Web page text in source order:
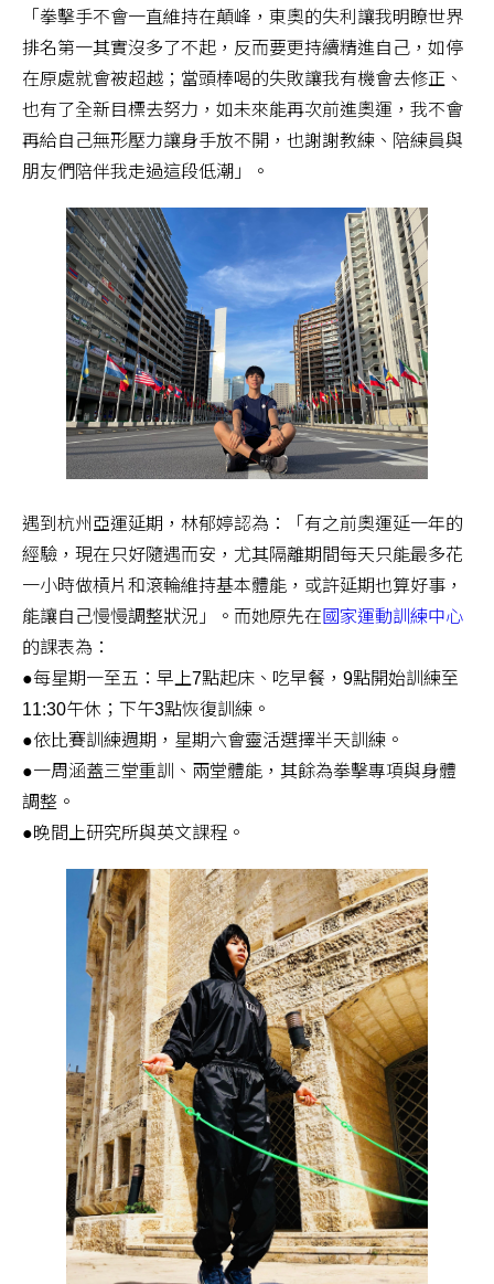
「拳擊手不會一直維持在顛峰，東奧的失利讓我明瞭世界
排名第一其實沒多了不起，反而要更持續精進自己，如停
在原處就會被超越；當頭棒喝的失敗讓我有機會去修正、
也有了全新目標去努力，如未來能再次前進奧運，我不會
再給自己無形壓力讓身手放不開，也謝謝教練、陪練員與
朋友們陪伴我走過這段低潮」。
遇到杭州亞運延期，林郁婷認為：「有之前奧運延一年的
經驗，現在只好隨遇而安，尤其隔離期間每天只能最多花
一小時做槓片和滾輪維持基本體能，或許延期也算好事，
能讓自己慢慢調整狀況」。而她原先在 國家運動訓練中心
的課表為：
●每星期一至五：早上7點起床、吃早餐，9點開始訓練至
11:30午休；下午3點恢復訓練。
●依比賽訓練週期，星期六會靈活選擇半天訓練。
●一周涵蓋三堂重訓、兩堂體能，其餘為拳擊專項與身體
調整。
●晚間上研究所與英文課程。